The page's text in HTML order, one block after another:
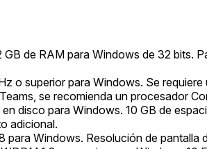
de RAM para Windows de 32 bits.
o superior para Windows. Se
se recomienda un procesador
disco para Windows. 10 GB de
adicional.
para Windows. Resolución de